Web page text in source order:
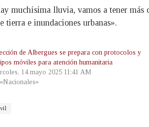
muchísima lluvia, vamos a tener más
tierra e inundaciones urbanas».
de Albergues se prepara con protocolos y
móviles para atención humanitaria
14 mayo 2025 11:41 AM